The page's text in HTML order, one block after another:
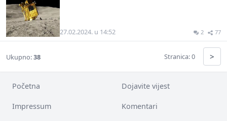
27.02.2024. u 14:52 2 77
Ukupno:38 Stranica: 0 >
Početna Dojavite vijest
Impressum Komentari